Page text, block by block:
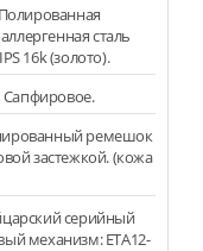
Полированная
сталь
16k (золото).
Сапфировое.
ремешок
застежкой. (кожа
серийный
механизм: ETA12-